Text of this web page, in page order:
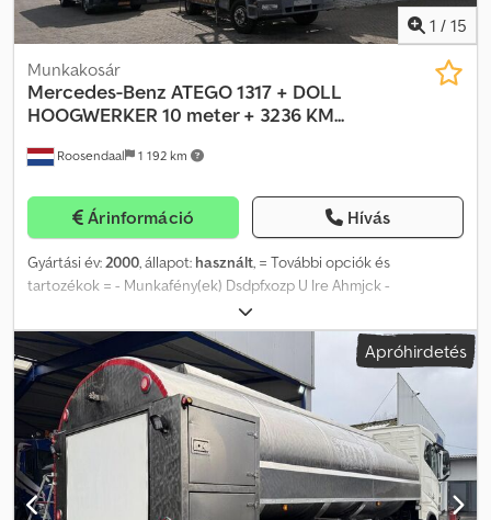
1 / 15
Roosendaal 1 192 km
Munkakosár
Mercedes-Benz ATEGO 1317 + DOLL
HOOGWERKER 10 meter + 3236 KM...
Árinformáció Hívás
Gyártási év:2000, állapot: használt, = További opciók és
tartozékok = - Munkafény(ek) Dsdpfxozp U Ire Ahmjck -
Elektromosan állítható külső visszapillantó tükrök - Veszélyjelző
lámpa - Központi zár = További információk = Általános
információk Futásteljesítmény: 3236 km Fülke: egyszerű, nappali
Műszaki információk Teljesítmény: 125 kW (170 LE) Üzemanyag
típusa: dízel Hajtás: motoros Váltó: automata Megengedett
össztömeg: 13 000 kg Állapot Általános állapot: nagyon jó Műszaki
állapot: nagyon jó Külső állapot: nagyon jó Pénzügyi információk
Ár: lekérdezés alapján = Céginformációk = Ha kérdése vagy
javaslata van, ne habozzon felvenni velünk a kapcsolatot.
Garantáljuk, hogy 8 órán belül válaszolunk. Az árak áfát nem
Apróhirdetés